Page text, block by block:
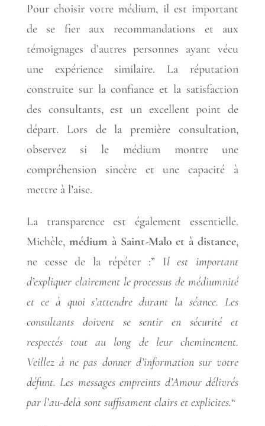
Pour choisir votre médium, il est important
de se fier aux recommandations et aux
témoignages d’autres personnes ayant vécu
une expérience similaire. La réputation
construite sur la confiance et la satisfaction
des consultants, est un excellent point de
départ. Lors de la première consultation,
observez si le médium montre une
compréhension sincère et une capacité à
mettre à l’aise.
La transparence est également essentielle.
Michèle, médium à Saint-Malo et à distance,
ne cesse de la répéter :” Il est important
d’expliquer clairement le processus de médiumnité
et ce à quoi s’attendre durant la séance. Les
consultants doivent se sentir en sécurité et
respectés tout au long de leur cheminement.
Veillez à ne pas donner d’information sur votre
défunt. Les messages empreints d’Amour délivrés
par l’au-delà sont suffisament clairs et explicites.“